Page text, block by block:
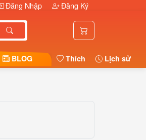
Đăng Nhập Đăng Ký
BLOG Thích Lịch sử